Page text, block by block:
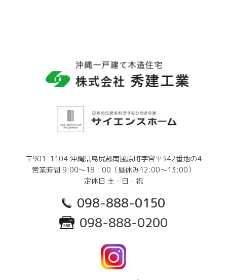
〒901-1104 沖縄県島尻郡南風原町字宮平342番地の4
営業時間 9:00～18：00（昼休み12:00～13:00）
定休日 土・日・祝
098-888-0150
098-888-0200